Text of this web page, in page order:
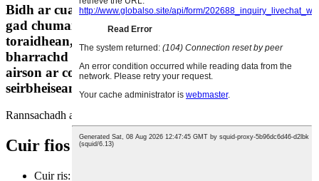
Bidh ar cuairt-litir post-d a’ cuideachadh le bhith
gad chumail fiosraichte mu raon farsaing de na
toraidhean, tachartasan agus sanasachd againn, a
bharrachd air fiosrachadh mu chleachdaidhean
airson ar co-phàirtean, aplacaidean agus
seirbheisean dàta teicnigeach.
Rannsachadh airson Liosta Prìsean
Cuir fios thugainn
Cuir ris: 258 Guangcun Rd, Pàirc Ghnìomhachais Yangwang,